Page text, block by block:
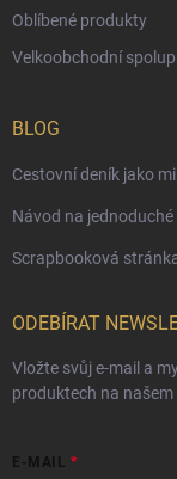
Oblíbené produkty
Velkoobchodní
BLOG
Cestovní deník jako
Návod na
Scrapbooková
ODEBÍRAT
Vložte svůj e-mail a
produktech na našem
E-MAIL